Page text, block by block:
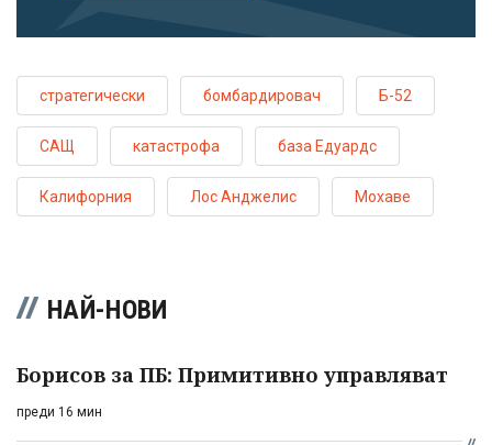
стратегически бомбардировач Б-52
САЩ катастрофа база Едуардс
Калифорния Лос Анджелис Мохаве
НАЙ-НОВИ
Борисов за ПБ: Примитивно управляват
преди 16 мин